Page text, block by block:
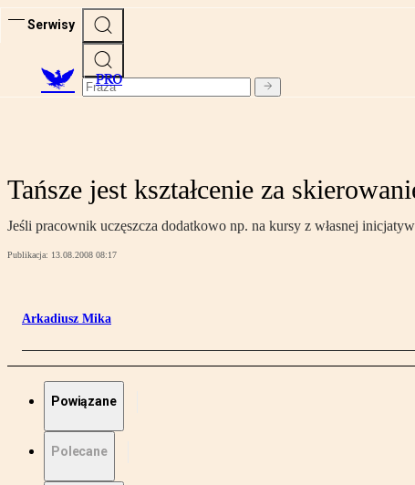
Serwisy
PRO
Tańsze jest kształcenie za
Jeśli pracownik uczęszcza dodatkowo np. na kursy z własnej
Publikacja: 13.08.2008 08:17
Arkadiusz Mika
Powiązane
Polecane